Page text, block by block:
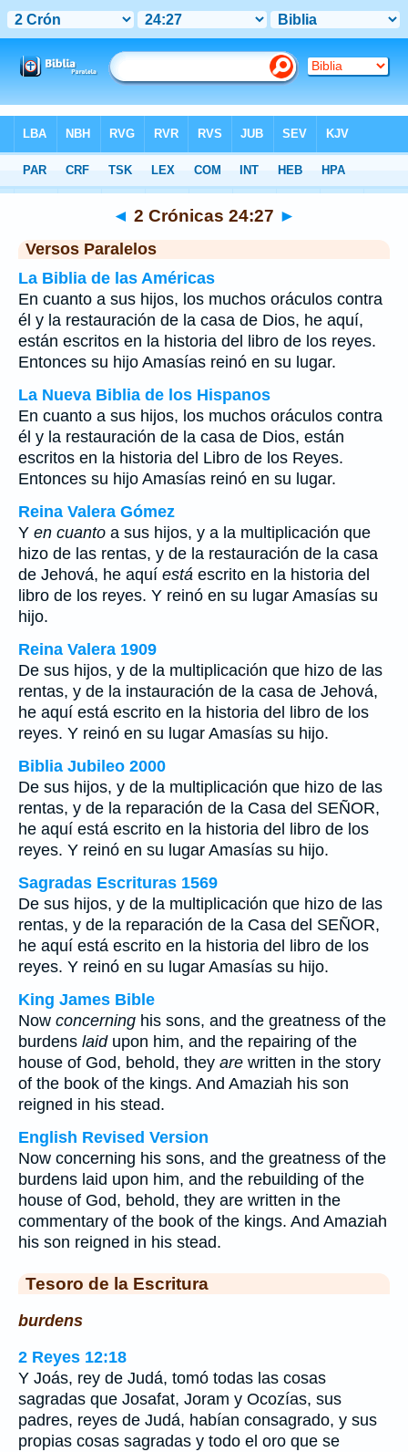
>2 Crónicas Capítulo 24 > Verso 27
◄ 2 Crónicas 24:27 ►
Versos Paralelos
La Biblia de las Américas
En cuanto a sus hijos, los muchos oráculos contra
él y la restauración de la casa de Dios, he aquí,
están escritos en la historia del libro de los reyes.
Entonces su hijo Amasías reinó en su lugar.
La Nueva Biblia de los Hispanos
En cuanto a sus hijos, los muchos oráculos contra
él y la restauración de la casa de Dios, están
escritos en la historia del Libro de los Reyes.
Entonces su hijo Amasías reinó en su lugar.
Reina Valera Gómez
Y en cuanto a sus hijos, y a la multiplicación que
hizo de las rentas, y de la restauración de la casa
de Jehová, he aquí está escrito en la historia del
libro de los reyes. Y reinó en su lugar Amasías su
hijo.
Reina Valera 1909
De sus hijos, y de la multiplicación que hizo de las
rentas, y de la instauración de la casa de Jehová,
he aquí está escrito en la historia del libro de los
reyes. Y reinó en su lugar Amasías su hijo.
Biblia Jubileo 2000
De sus hijos, y de la multiplicación que hizo de las
rentas, y de la reparación de la Casa del SEÑOR,
he aquí está escrito en la historia del libro de los
reyes. Y reinó en su lugar Amasías su hijo.
Sagradas Escrituras 1569
De sus hijos, y de la multiplicación que hizo de las
rentas, y de la reparación de la Casa del SEÑOR,
he aquí está escrito en la historia del libro de los
reyes. Y reinó en su lugar Amasías su hijo.
King James Bible
Now concerning his sons, and the greatness of the
burdens laidupon him, and the repairing of the
house of God, behold, they are written in the story
of the book of the kings. And Amaziah his son
reigned in his stead.
English Revised Version
Now concerning his sons, and the greatness of the
burdens laid upon him, and the rebuilding of the
house of God, behold, they are written in the
commentary of the book of the kings. And Amaziah
his son reigned in his stead.
Tesoro de la Escritura
burdens
2 Reyes 12:18
Y Joás, rey de Judá, tomó todas las cosas
sagradas que Josafat, Joram y Ocozías, sus
padres, reyes de Judá, habían consagrado, y sus
propias cosas sagradas y todo el oro que se